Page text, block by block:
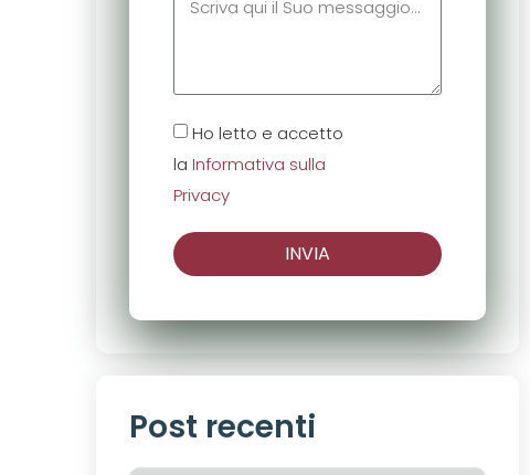
Ho letto e accetto
la Informativa sulla
Privacy
INVIA
Post recenti